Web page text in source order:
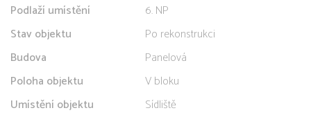
Podlaží umístění
6. NP
Stav objektu
Po rekonstrukci
Budova
Panelová
Poloha objektu
V bloku
Umístění objektu
Sídliště